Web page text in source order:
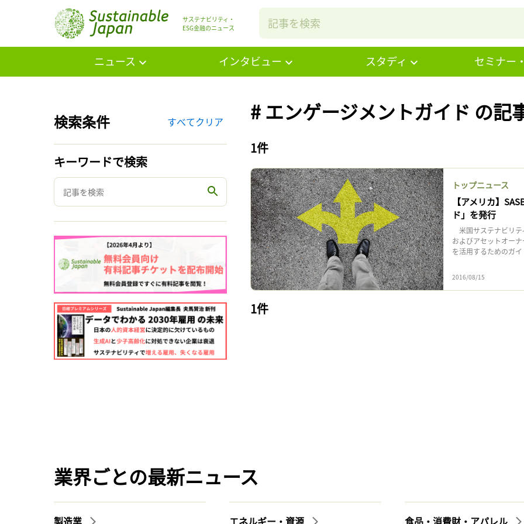
サステナビリティ・
ESG金融のニュース
ニュース インタビュー スタディ セミナー
検索条件 すべてクリア
キーワードで検索
# エンゲージメントガイド の記
1件
トップニュース
【アメリカ】
ド」を発行
米国サステナビリテ
およびアセットオー
を活用するためのガ
2016/08/15
1件
業界ごとの最新ニュース